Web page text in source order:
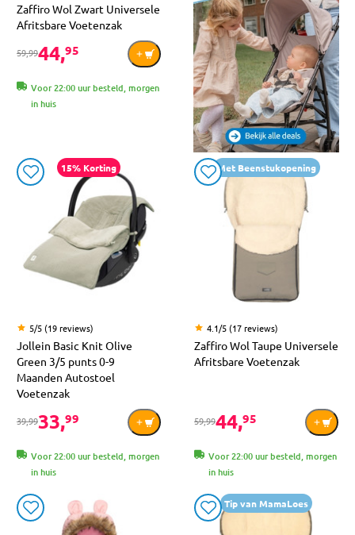
Zaffiro Wol Zwart Universele
Afritsbare Voetenzak
59,9944,95
Voor 22:00 uur besteld, morgen
in huis
15% Korting
5/5 (19 reviews)
Jollein Basic Knit Olive
Green 3/5 punts 0-9
Maanden Autostoel
Voetenzak
39,9933,99
Voor 22:00 uur besteld, morgen
in huis
Met Beenstukopening
4.1/5 (17 reviews)
Zaffiro Wol Taupe Universele
Afritsbare Voetenzak
59,9944,95
Voor 22:00 uur besteld, morgen
in huis
Tip van MamaLoes